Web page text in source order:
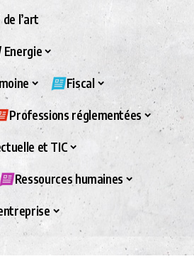
l’art
Energie
Fiscal
Professions réglementées
et TIC
Ressources humaines